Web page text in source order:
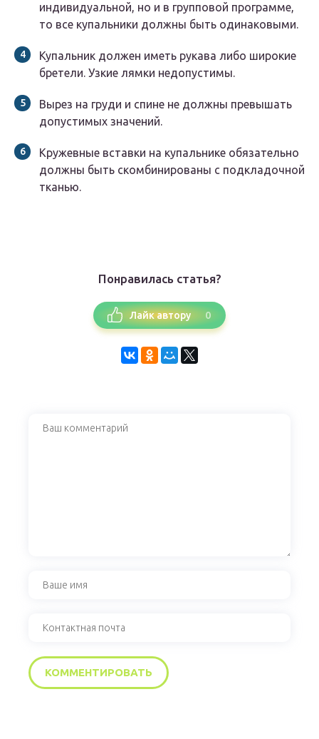
индивидуальной, но и в групповой программе,
то все купальники должны быть одинаковыми.
Купальник должен иметь рукава либо широкие
бретели. Узкие лямки недопустимы.
Вырез на груди и спине не должны превышать
допустимых значений.
Кружевные вставки на купальнике обязательно
должны быть скомбинированы с подкладочной
тканью.
Понравилась статья?
Лайк автору 0